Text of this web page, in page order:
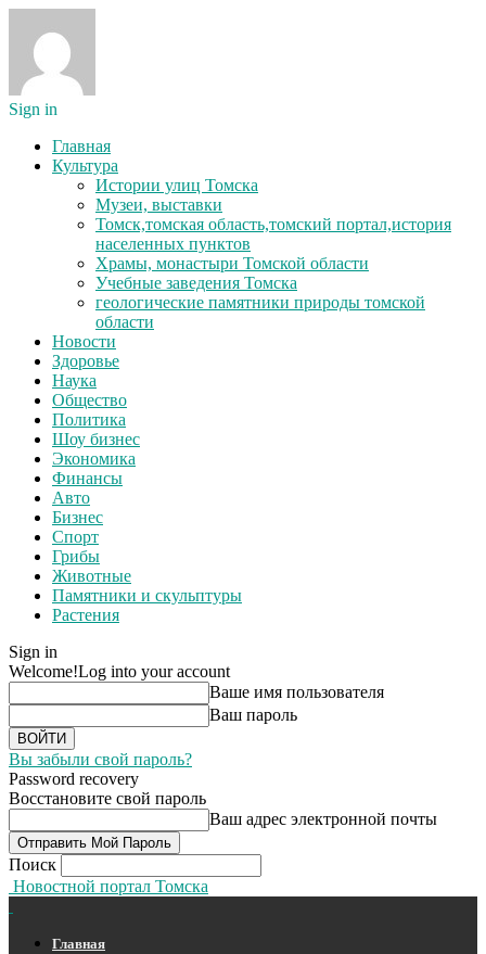
Sign in
Главная
Культура
Истории улиц Томска
Музеи, выставки
Томск,томская область,томский портал,история
населенных пунктов
Храмы, монастыри Томской области
Учебные заведения Томска
геологические памятники природы томской
области
Новости
Здоровье
Наука
Общество
Политика
Шоу бизнес
Экономика
Финансы
Авто
Бизнес
Спорт
Грибы
Животные
Памятники и скульптуры
Растения
Sign in
Welcome!Log into your account
Ваше имя пользователя
Ваш пароль
Вы забыли свой пароль?
Password recovery
Восстановите свой пароль
Ваш адрес электронной почты
Поиск
Новостной портал Томска
Главная